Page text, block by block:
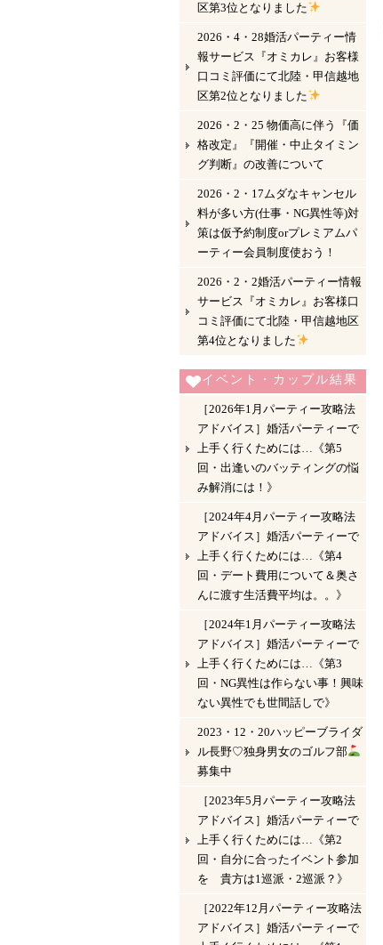
区第3位となりました
2026・4・28婚活パーティー情
報サービス『オミカレ』お客様
口コミ評価にて北陸・甲信越地
区第2位となりました
2026・2・25 物価高に伴う『価
格改定』『開催・中止タイミン
グ判断』の改善について
2026・2・17ムダなキャンセル
料が多い方(仕事・NG異性等)対
策は仮予約制度orプレミアムパ
ーティー会員制度使おう！
2026・2・2婚活パーティー情報
サービス『オミカレ』お客様口
コミ評価にて北陸・甲信越地区
第4位となりました
イベント・カップル結果
［2026年1月パーティー攻略法
アドバイス］婚活パーティーで
上手く行くためには…《第5
回・出逢いのバッティングの悩
み解消には！》
［2024年4月パーティー攻略法
アドバイス］婚活パーティーで
上手く行くためには…《第4
回・デート費用について＆奥さ
んに渡す生活費平均は。。》
［2024年1月パーティー攻略法
アドバイス］婚活パーティーで
上手く行くためには…《第3
回・NG異性は作らない事！興味
ない異性でも世間話しで》
2023・12・20ハッピーブライダ
ル長野♡独身男女のゴルフ部
募集中
［2023年5月パーティー攻略法
アドバイス］婚活パーティーで
上手く行くためには…《第2
回・自分に合ったイベント参加
を 貴方は1巡派・2巡派？》
［2022年12月パーティー攻略法
アドバイス］婚活パーティーで